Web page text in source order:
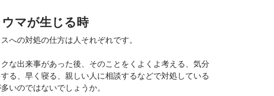
ウマが生じる時
への対処の仕方は人それぞれです。
な出来事があった後、そのことをくよくよ考える、気分
る、早く寝る、親しい人に相談するなどで対処している
いのではないでしょうか。